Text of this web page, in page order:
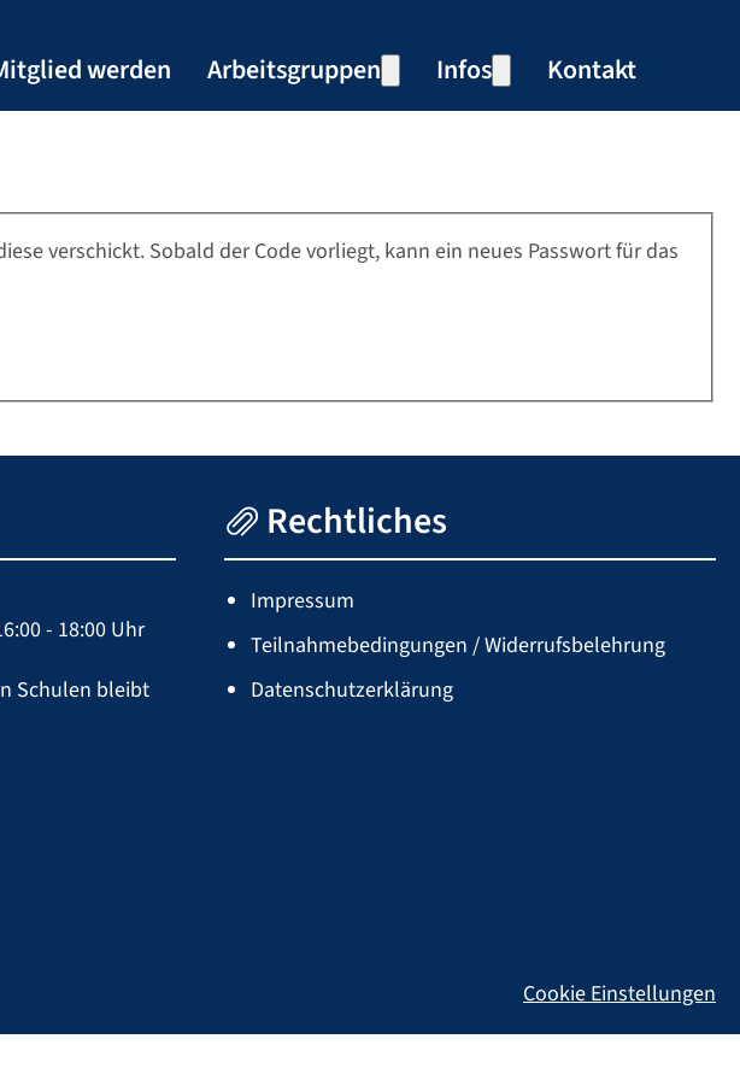
Informationen: Über uns
werden Arbeitsgruppen Weitere Informationen:
Chor Cantico
Infos Weitere Informationen:
Mitglied werden
Bankverbindung
Kontakt
verschickt. Sobald der Code vorliegt, kann ein neues Passwort für das
- 18:00 Uhr
Schulen bleibt
Rechtliches
Impressum
Teilnahmebedingungen / Widerrufsbelehrung
Datenschutzerklärung
Cookie Einstellungen